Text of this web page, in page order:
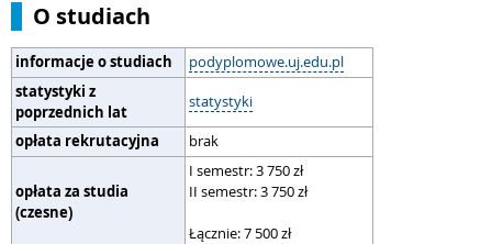
O studiach
informacje o studiach
podyplomowe.uj.edu.pl
statystyki z
poprzednich lat
statystyki
opłata rekrutacyjna
brak
opłata za studia
(czesne)
I semestr: 3 750 zł
II semestr: 3 750 zł
Łącznie: 7 500 zł